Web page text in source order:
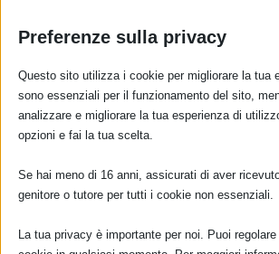
Preferenze sulla privacy
Questo sito utilizza i cookie per migliorare la tua
sono essenziali per il funzionamento del sito,
analizzare e migliorare la tua esperienza di
opzioni e fai la tua scelta.
Se hai meno di 16 anni, assicurati di aver
genitore o tutore per tutti i cookie non essenziali.
La tua privacy è importante per noi. Puoi